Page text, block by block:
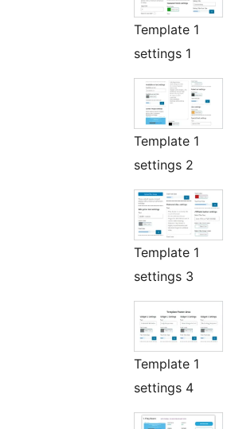
Template 1
settings 1
Template 1
settings 2
Template 1
settings 3
Template 1
settings 4